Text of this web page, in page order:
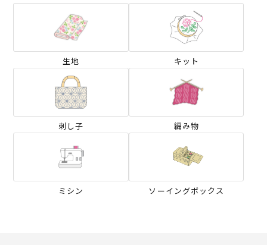
生地 キット
刺し子 編み物
ミシン ソーイングボックス